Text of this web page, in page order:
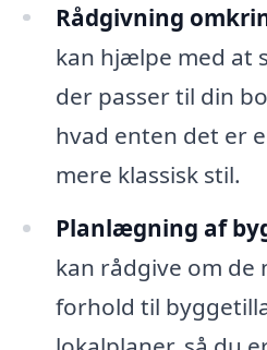
Rådgivning
kan hjælpe med at
der passer til din
hvad enten det er
mere klassisk stil.
Planlægning af
kan rådgive om de
forhold til